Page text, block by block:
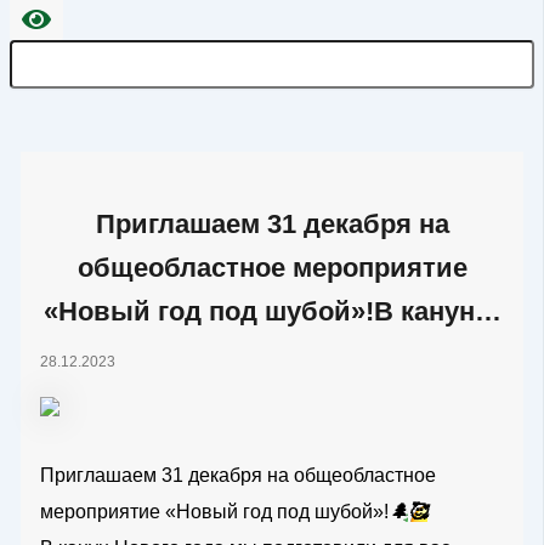
Приглашаем 31 декабря на
общеобластное мероприятие
«Новый год под шубой»!В канун…
28.12.2023
Приглашаем 31 декабря на общеобластное
мероприятие «Новый год под шубой»! 🌲🥰